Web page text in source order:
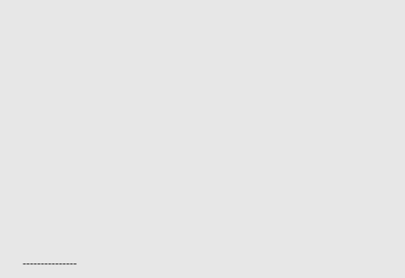
---------------